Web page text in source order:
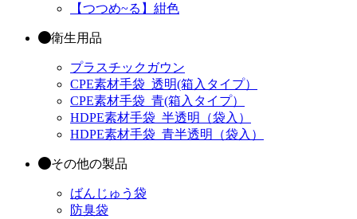
【つつめ~る】紺色
衛生用品
プラスチックガウン
CPE素材手袋_透明(箱入タイプ）
CPE素材手袋_青(箱入タイプ）
HDPE素材手袋_半透明（袋入）
HDPE素材手袋_青半透明（袋入）
その他の製品
ばんじゅう袋
防臭袋